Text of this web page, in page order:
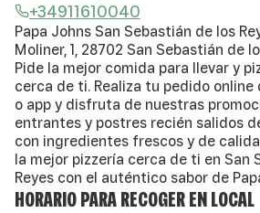
+34911610040
Papa Johns San Sebastián de los
Moliner, 1, 28702 San Sebastián de
Pide la mejor comida para llevar y
cerca de ti. Realiza tu pedido online
o app y disfruta de nuestras
entrantes y postres recién salidos
con ingredientes frescos y de
la mejor pizzería cerca de ti en San
Reyes con el auténtico sabor de
HORARIO PARA RECOGER EN LOCAL